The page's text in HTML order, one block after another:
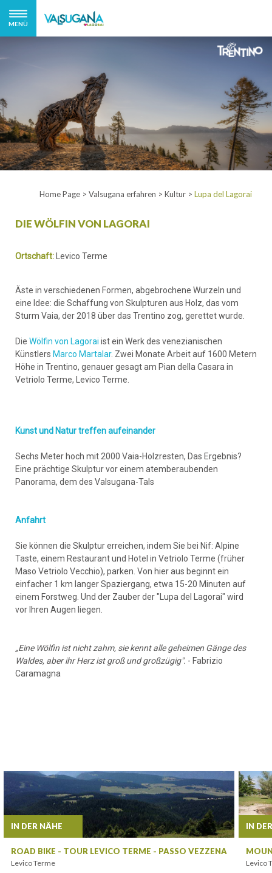
MENÜ
Home Page > Valsugana erfahren > Kultur > Lupa del Lagorai
DIE WÖLFIN VON LAGORAI
Ortschaft: Levico Terme
Äste in verschiedenen Formen, abgebrochene Wurzeln und
eine Idee: die Schaffung von Skulpturen aus Holz, das vom
Sturm Vaia, der 2018 über das Trentino zog, gerettet wurde.
Die Wölfin von Lagorai ist ein Werk des venezianischen
Künstlers Marco Martalar. Zwei Monate Arbeit auf 1600 Metern
Höhe in Trentino, genauer gesagt am Pian della Casara in
Vetriolo Terme, Levico Terme.
Kunst und Natur treffen aufeinander
Sechs Meter hoch mit 2000 Vaia-Holzresten, Das Ergebnis?
Eine prächtige Skulptur vor einem atemberaubenden
Panorama, dem des Valsugana-Tals
Anfahrt
Sie können die Skulptur erreichen, indem Sie bei Nif: Alpine
Taste, einem Restaurant und Hotel in Vetriolo Terme (früher
Maso Vetriolo Vecchio), parken. Von hier aus beginnt ein
einfacher 1 km langer Spaziergang, etwa 15-20 Minuten auf
einem Forstweg. Und der Zauber der "Lupa del Lagorai" wird
vor Ihren Augen liegen.
„Eine Wölfin ist nicht zahm, sie kennt alle geheimen Gänge des
Waldes, aber ihr Herz ist groß und großzügig". - Fabrizio
Caramagna
IN DER NÄHE
ROAD BIKE - TOUR LEVICO TERME - PASSO VEZZENA
Levico Terme
IN
Levico